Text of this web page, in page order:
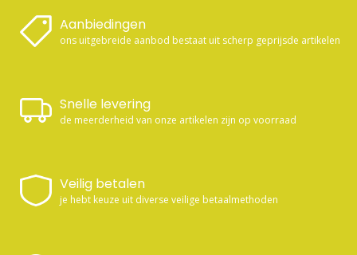
Aanbiedingen
ons uitgebreide aanbod bestaat uit scherp geprijsde artikelen
Snelle levering
de meerderheid van onze artikelen zijn op voorraad
Veilig betalen
je hebt keuze uit diverse veilige betaalmethoden